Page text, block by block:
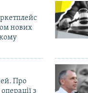
нових
Про
з